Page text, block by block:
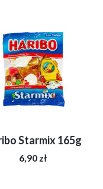
Starmix 165g
6,90 zł